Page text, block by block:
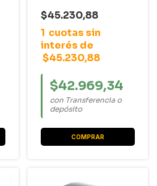
Express / Laguna /
Logan / Megane /
Sandero / Symbol
(37X72X37) S/ABS
$45.230,88
1 cuotas sin
interés de
$45.230,88
$42.969,34
con Transferencia o
depósito